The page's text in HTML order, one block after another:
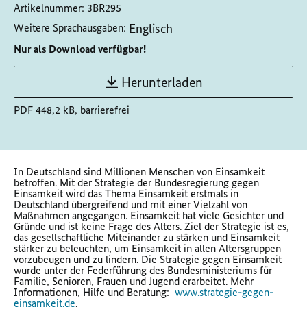
Artikelnummer: 3BR295
Weitere Sprachausgaben: Englisch
Nur als Download verfügbar!
Herunterladen
PDF 448,2 kB, barrierefrei
In Deutschland sind Millionen Menschen von Einsamkeit
betroffen. Mit der Strategie der Bundesregierung gegen
Einsamkeit wird das Thema Einsamkeit erstmals in
Deutschland übergreifend und mit einer Vielzahl von
Maßnahmen angegangen. Einsamkeit hat viele Gesichter und
Gründe und ist keine Frage des Alters. Ziel der Strategie ist es,
das gesellschaftliche Miteinander zu stärken und Einsamkeit
stärker zu beleuchten, um Einsamkeit in allen Altersgruppen
vorzubeugen und zu lindern. Die Strategie gegen Einsamkeit
wurde unter der Federführung des Bundesministeriums für
Familie, Senioren, Frauen und Jugend erarbeitet. Mehr
Informationen, Hilfe und Beratung: www.strategie-gegen-
einsamkeit.de.